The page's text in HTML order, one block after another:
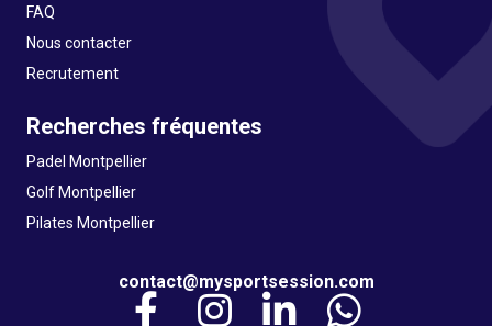
FAQ
Nous contacter
Recrutement
Recherches fréquentes
Padel Montpellier
Golf Montpellier
Pilates Montpellier
contact@mysportsession.com